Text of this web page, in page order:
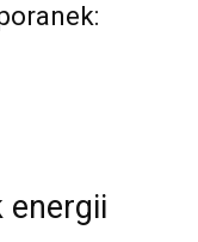
energii